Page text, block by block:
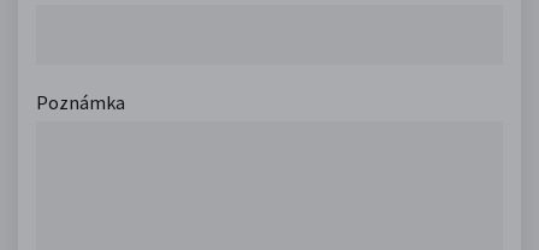
Poznámka